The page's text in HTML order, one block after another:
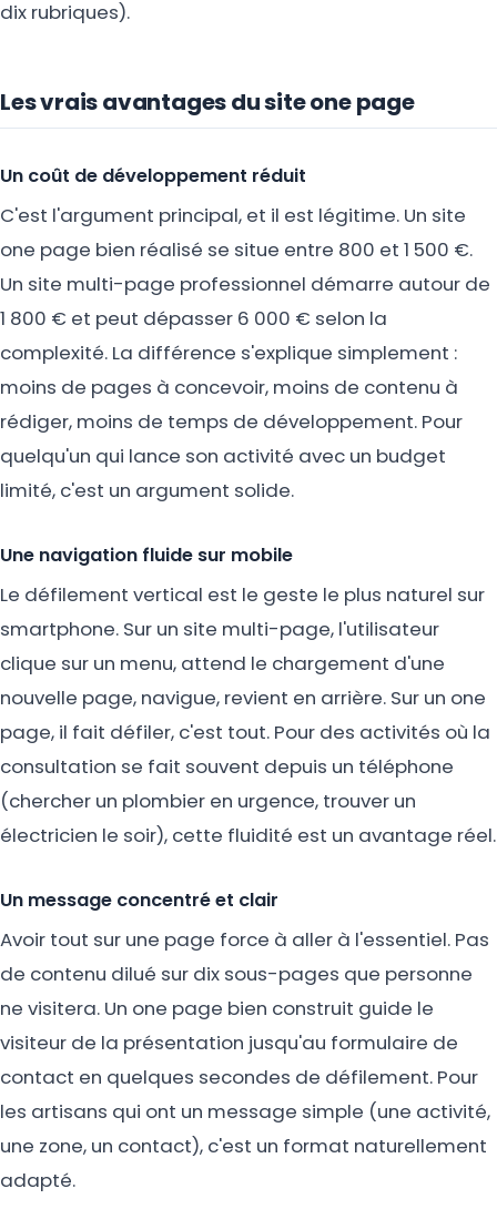
dix rubriques).
Les vrais avantages du site one page
Un coût de développement réduit
C'est l'argument principal, et il est légitime. Un site
one page bien réalisé se situe entre 800 et 1 500 €.
Un site multi-page professionnel démarre autour de
1 800 € et peut dépasser 6 000 € selon la
complexité. La différence s'explique simplement :
moins de pages à concevoir, moins de contenu à
rédiger, moins de temps de développement. Pour
quelqu'un qui lance son activité avec un budget
limité, c'est un argument solide.
Une navigation fluide sur mobile
Le défilement vertical est le geste le plus naturel sur
smartphone. Sur un site multi-page, l'utilisateur
clique sur un menu, attend le chargement d'une
nouvelle page, navigue, revient en arrière. Sur un one
page, il fait défiler, c'est tout. Pour des activités où la
consultation se fait souvent depuis un téléphone
(chercher un plombier en urgence, trouver un
électricien le soir), cette fluidité est un avantage réel.
Un message concentré et clair
Avoir tout sur une page force à aller à l'essentiel. Pas
de contenu dilué sur dix sous-pages que personne
ne visitera. Un one page bien construit guide le
visiteur de la présentation jusqu'au formulaire de
contact en quelques secondes de défilement. Pour
les artisans qui ont un message simple (une activité,
une zone, un contact), c'est un format naturellement
adapté.